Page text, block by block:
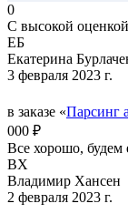
0
С высокой оценкой
ЕБ
Екатерина
3 февраля 2023 г.
в заказе «Парсинг
000 ₽
Все хорошо, будем
ВХ
Владимир Хансен
2 февраля 2023 г.